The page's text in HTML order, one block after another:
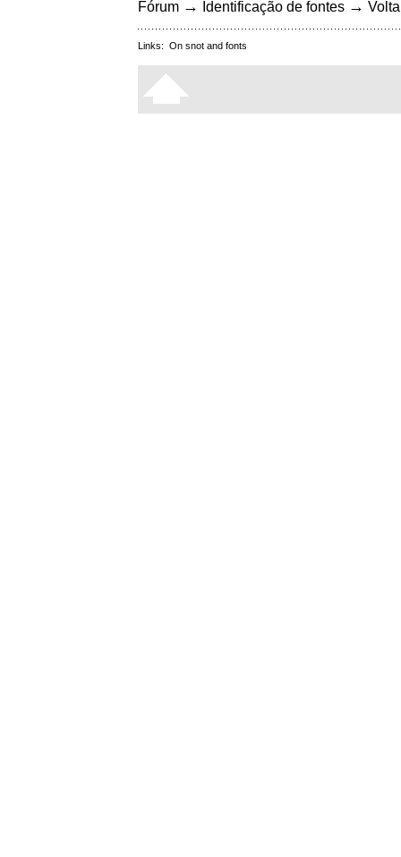
Fórum → Identificação de fontes →
Links: On snot and fonts